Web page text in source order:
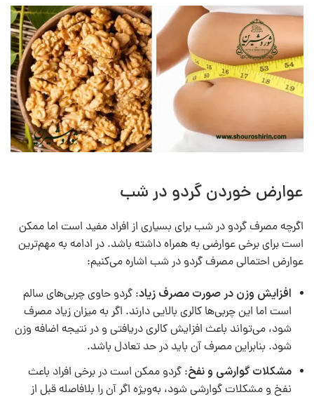
عوارض خوردن گردو در شب
اگرچه مصرف گردو در شب برای بسیاری از افراد مفید است اما ممکن
است برای برخی عوارضی به همراه داشته باشد. در ادامه به مهم‌ترین
عوارض احتمالی مصرف گردو در شب اشاره می‌کنیم:
افزایش وزن در صورت مصرف زیاد: گردو حاوی چربی‌های سالم
است اما این چربی‌ها کالری بالایی دارند. اگر به میزان زیاد مصرف
شود، می‌تواند باعث افزایش کالری دریافتی و در نتیجه اضافه وزن
شود. بنابراین مصرف آن باید در حد تعادل باشد.
مشکلات گوارشی و نفخ: گردو ممکن است در برخی افراد باعث
نفخ و مشکلات گوارشی شود، به‌ویژه اگر آن را بلافاصله قبل از